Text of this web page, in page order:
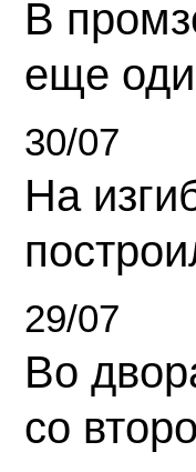
В
еще
30/07
На
29/07
Во
со